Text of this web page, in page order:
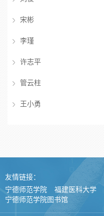
宋彬
李瑾
许志平
管云柱
王小勇
友情链接：
宁德师范学院
福建医科大学
宁德师范学院图书馆